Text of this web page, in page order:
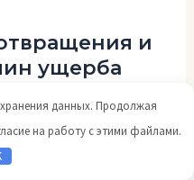
и
ущерба
ущерба является
причин,
данных. Продолжая
на работу с этими файлами.